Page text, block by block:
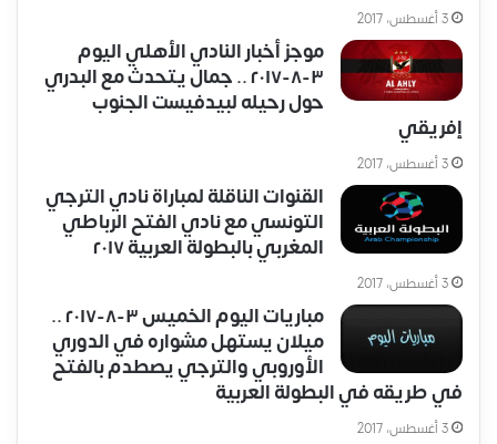
3 أغسطس، 2017
موجز أخبار النادي الأهلي اليوم
٣-٨-٢٠١٧ .. جمال يتحدث مع البدري
حول رحيله لبيدفيست الجنوب
إفريقي
3 أغسطس، 2017
القنوات الناقلة لمباراة نادي الترجي
التونسي مع نادي الفتح الرباطي
المغربي بالبطولة العربية ٢٠١٧
3 أغسطس، 2017
مباريات اليوم الخميس ٣-٨-٢٠١٧ ..
ميلان يستهل مشواره في الدوري
الأوروبي والترجي يصطدم بالفتح
في طريقه في البطولة العربية
3 أغسطس، 2017